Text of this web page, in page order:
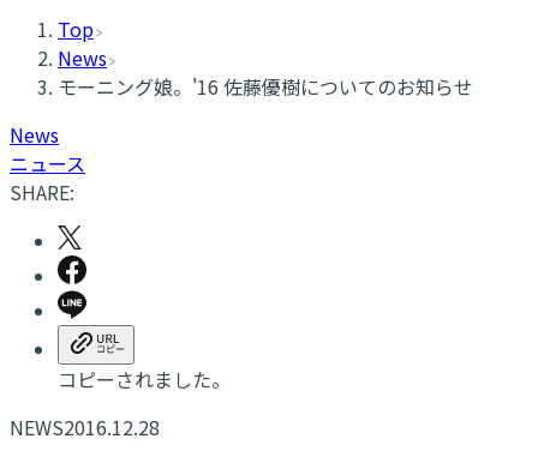
Top
News
​モーニング娘。'16 佐藤優樹についてのお知らせ
News
ニュース
SHARE:
コピーされました。
NEWS2016.12.28